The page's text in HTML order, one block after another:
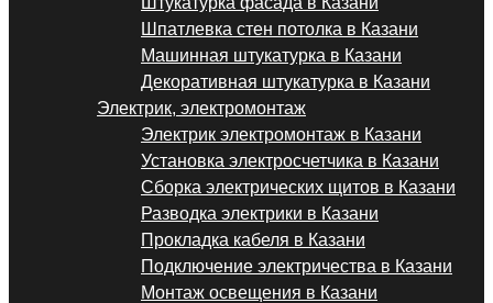
Шпатлевка стен потолка в Казани
Машинная штукатурка в Казани
Декоративная штукатурка в Казани
Электрик, электромонтаж
Электрик электромонтаж в Казани
Установка электросчетчика в Казани
Сборка электрических щитов в Казани
Разводка электрики в Казани
Прокладка кабеля в Казани
Подключение электричества в Казани
Монтаж освещения в Казани